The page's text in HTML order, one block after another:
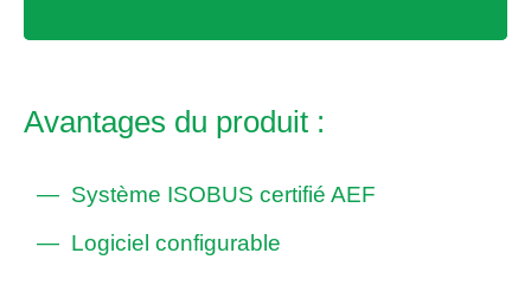
Avantages du produit :
Système ISOBUS certifié AEF
Logiciel configurable